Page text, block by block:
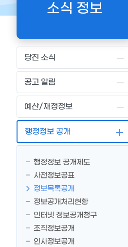
소식 정보
당진 소식
공고 알림
예산/재정정보
행정정보 공개
행정정보 공개제도
사전정보공표
정보목록공개
정보공개처리현황
인터넷 정보공개청구
조직정보공개
인사정보공개